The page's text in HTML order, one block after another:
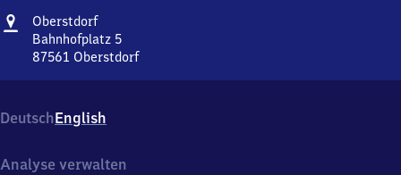
Adresse
OberstdorfOberstdorf
Bahnhofplatz 5
87561 Oberstdorf
5,
8
5
DeutschEnglish
Analyse verwalten